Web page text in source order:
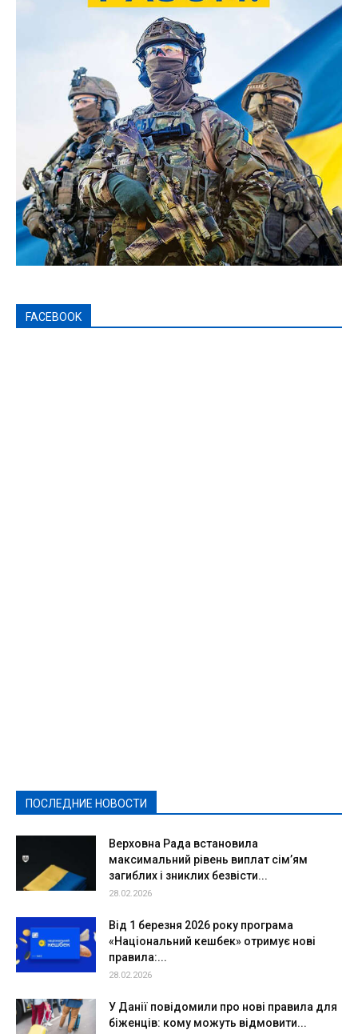
FACEBOOK
ПОСЛЕДНИЕ НОВОСТИ
Верховна Рада встановила
максимальний рівень виплат сім’ям
загиблих і зниклих безвісти...
28.02.2026
Від 1 березня 2026 року програма
«Національний кешбек» отримує нові
правила:...
28.02.2026
У Данії повідомили про нові правила для
біженців: кому можуть відмовити...